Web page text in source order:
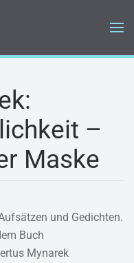
–
Maske
und Gedichten.
Buch
Mynarek